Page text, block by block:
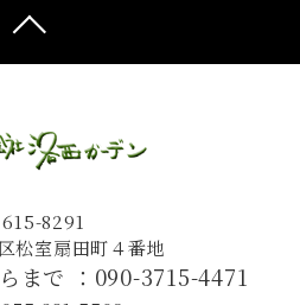
615-8291
松室扇田町４番地
まで ： 090-3715-4471